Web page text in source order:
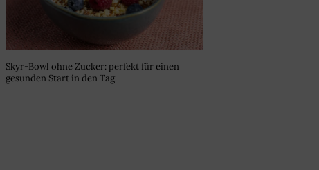
Skyr-Bowl ohne Zucker: perfekt für einen
gesunden Start in den Tag